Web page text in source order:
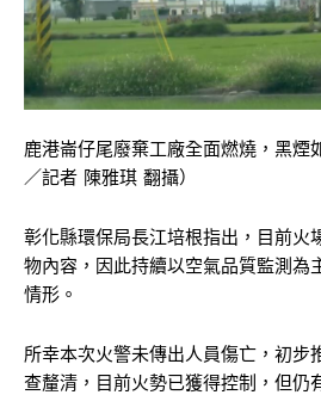
鹿港崙仔尾廢棄工廠全面燃燒，黑煙
／記者 陳雅琪 翻攝）
彰化縣環保局長江培根指出，目前火
物內容，因此持續以空氣品質監測為
情形。
所幸本次火警未傳出人員傷亡，初步
查釐清，目前火勢已獲得控制，但仍